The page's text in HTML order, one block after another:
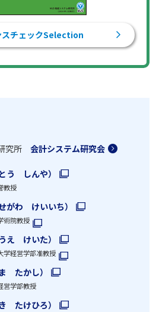
スチェックSelection
究所 会計システム研究会
う しんや）
教授
がわ けいいち）
術院教授
え けいた）
経営学部准教授
たかし）
学部教授
たけひろ）